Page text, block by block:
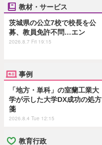
教材・サービス
茨城県の公立7校で校長を公
募、教員免許不問…エン
2026.8.7 Fri 19:15
事例
「地方・単科」の室蘭工業大
学が示した大学DX成功の処方
箋
2026.8.4 Tue 12:15
教育行政